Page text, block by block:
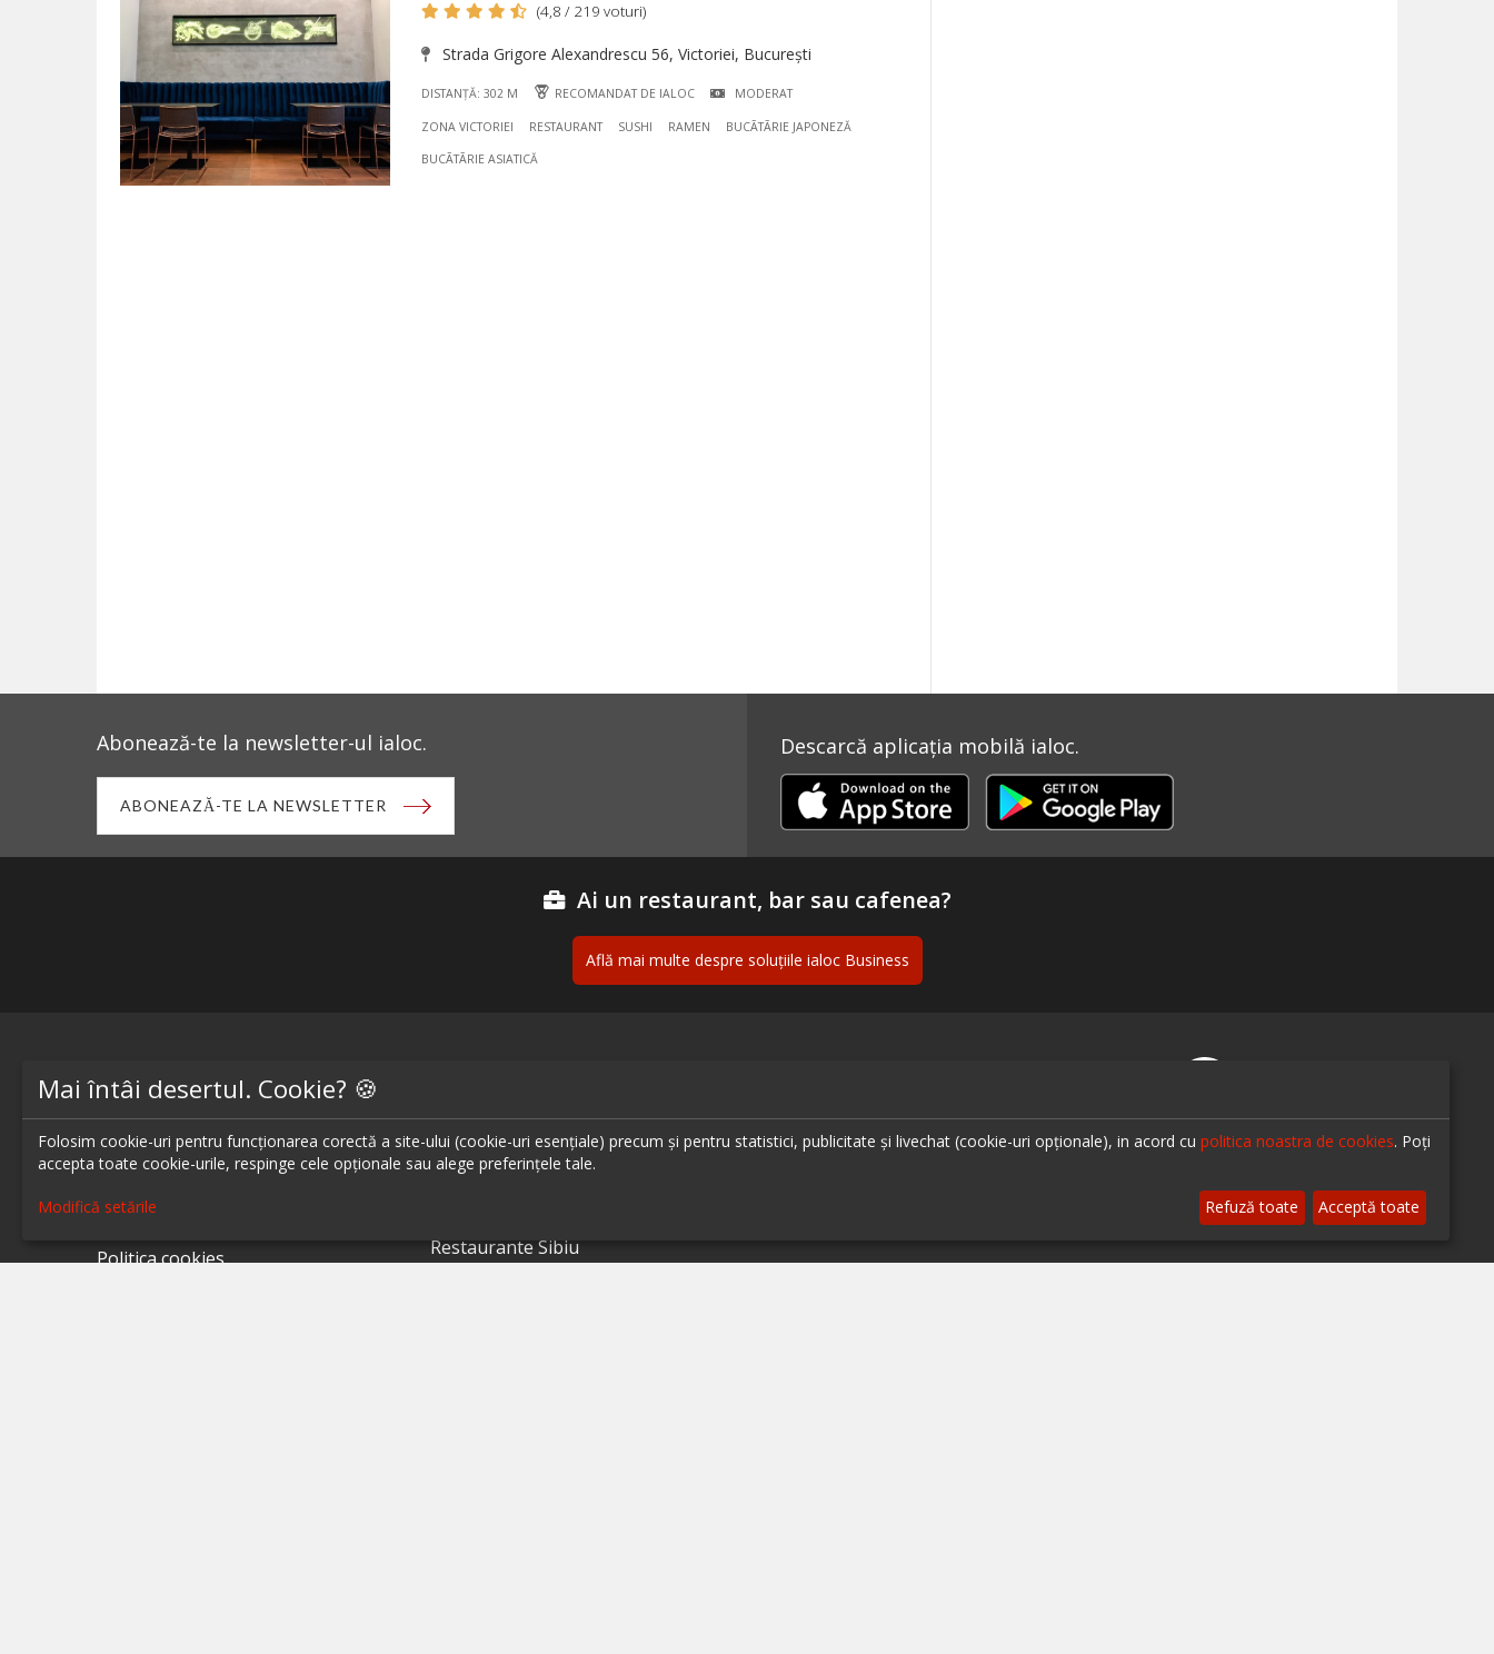
(4,8 / 219 voturi)
Strada Grigore Alexandrescu 56, Victoriei, București
DISTANȚĂ: 302 M RECOMANDAT DE IALOC MODERAT
ZONA VICTORIEI RESTAURANT SUSHI RAMEN BUCÃTÃRIE JAPONEZĂ
BUCÃTÃRIE ASIATICĂ
Abonează-te la newsletter-ul ialoc.
ABONEAZĂ-TE LA NEWSLETTER
Descarcă aplicația mobilă ialoc.
Ai un restaurant, bar sau cafenea?
Află mai multe despre soluțiile ialoc Business
Podcast
Scrie-ne pe chat
Politica cookies
Restaurante Timișoara
Restaurante Brașov
Restaurante Sibiu
Mai întâi desertul. Cookie? 🍪
Folosim cookie-uri pentru funcționarea corectă a site-ului (cookie-uri esențiale) precum și pentru statistici, publicitate și livechat (cookie-uri opționale), in acord cu politica noastra de cookies. Poți
accepta toate cookie-urile, respinge cele opționale sau alege preferințele tale.
Modifică setările Refuză toate Acceptă toate